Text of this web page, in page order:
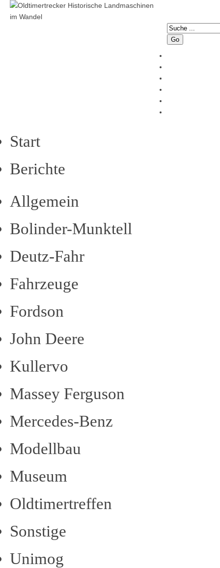
Go
Start
Berichte
Allgemein
Bolinder-Munktell
Deutz-Fahr
Fahrzeuge
Fordson
John Deere
Kullervo
Massey Ferguson
Mercedes-Benz
Modellbau
Museum
Oldtimertreffen
Sonstige
Unimog